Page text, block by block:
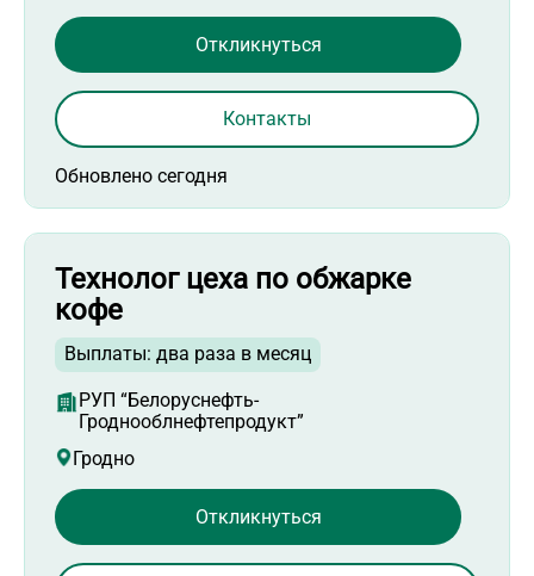
Обновлено сегодня
Откликнуться
Контакты
Технолог цеха по обжарке
кофе
Выплаты: два раза в месяц
РУП “Белоруснефть-
Гроднооблнефтепродукт”
Гродно
Откликнуться